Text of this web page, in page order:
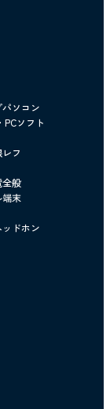
ソコン
PCソフト
フ
全般
端末
ドホン